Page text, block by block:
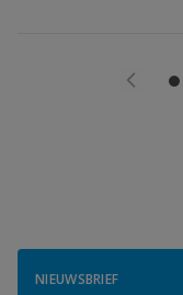
NIEUWSBRIEF